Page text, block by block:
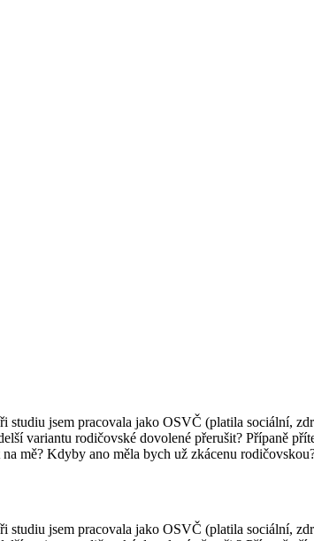
jsem pracovala jako OSVČ (platila sociální,
variantu rodičovské dovolené přerušit? Přípaně
mě? Kdyby ano měla bych už zkácenu
jsem pracovala jako OSVČ (platila sociální,